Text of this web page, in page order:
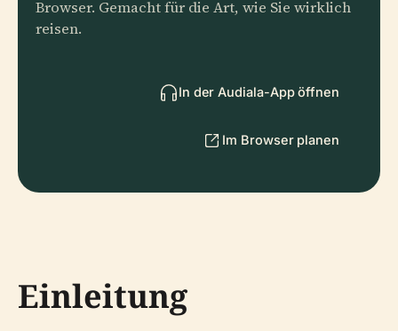
Browser. Gemacht für die Art, wie Sie wirklich
reisen.
In der Audiala-App öffnen
Im Browser planen
Einleitung